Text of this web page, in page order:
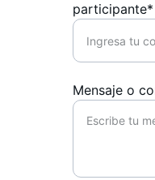
participante*
Mensaje o